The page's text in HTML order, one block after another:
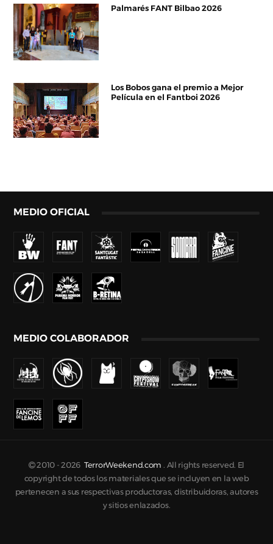
Palmarés FANT Bilbao 2026
Los Bobos gana el premio a Mejor
Película en el Fantboi 2026
MEDIO OFICIAL
MEDIO COLABORADOR
2010 -2026 TerrorWeekend.com . All rights reserved. El
copyright de todos los materiales que se incluyen en la web
pertenecen a sus respectivas productoras, distribuidoras, autores
y sitios enlazados.